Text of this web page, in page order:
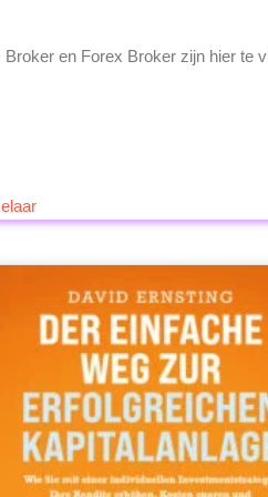
en Forex Broker zijn hier te